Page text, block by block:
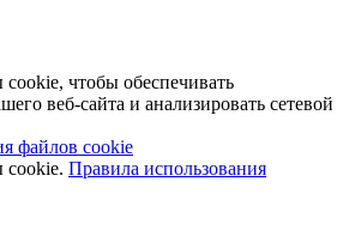
чтобы обеспечивать
веб-сайта и анализировать сетевой
файлов cookie
Правила использования